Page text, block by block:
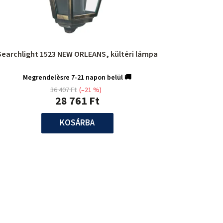
Searchlight 1523 NEW ORLEANS, kültéri lámpa
Megrendelèsre 7-21 napon belül 🚚
28 761 Ft
36 407 Ft (–21 %)
KOSÁRBA